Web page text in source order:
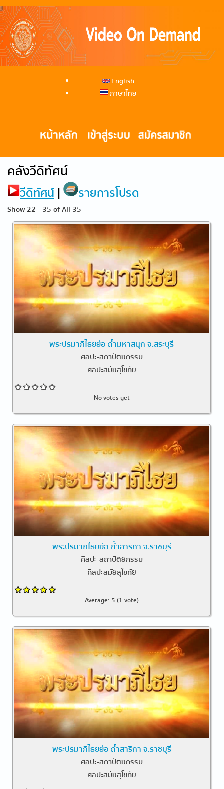
English
ภาษาไทย
คลังวีดิทัศน์
วีดิทัศน์ | รายการโปรด
Show 22 - 35 of All 35
พระปรมาภิไธยย่อ ถ้ำมหาสนุก จ.สระบุรี
ศิลปะ-สถาปัตยกรรม
ศิลปะสมัยสุโขทัย
No votes yet
พระปรมาภิไธยย่อ ถ้ำสาริกา จ.ราชบุรี
ศิลปะ-สถาปัตยกรรม
ศิลปะสมัยสุโขทัย
Average: 5 (1 vote)
พระปรมาภิไธยย่อ ถ้ำสาริกา จ.ราชบุรี
ศิลปะ-สถาปัตยกรรม
ศิลปะสมัยสุโขทัย